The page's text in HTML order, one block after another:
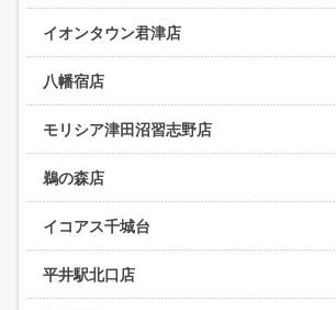
イオンタウン君津店
八幡宿店
モリシア津田沼習志野店
鵜の森店
イコアス千城台
平井駅北口店